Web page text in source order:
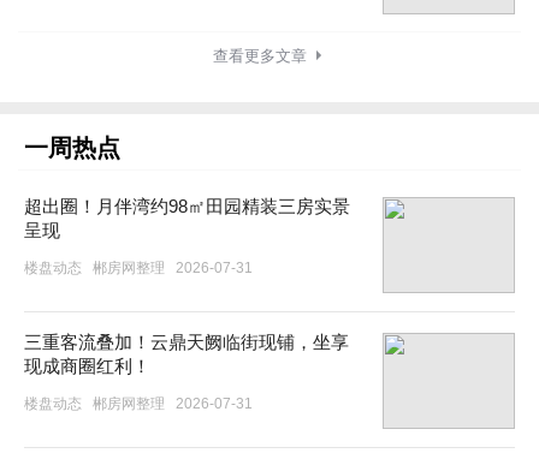
查看更多文章
一周热点
超出圈！月伴湾约98㎡田园精装三房实景
呈现
楼盘动态 郴房网整理 2026-07-31
三重客流叠加！云鼎天阙临街现铺，坐享
现成商圈红利！
楼盘动态 郴房网整理 2026-07-31